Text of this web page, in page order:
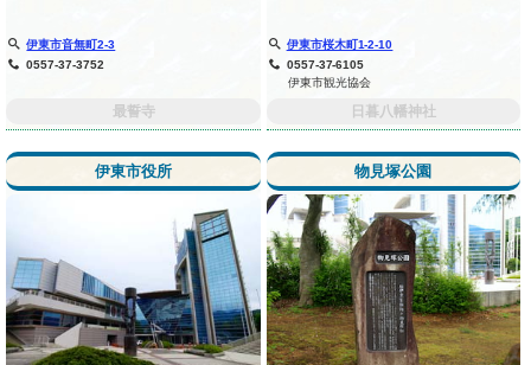
伊東市音無町2-3
0557-37-3752
最誓寺
伊東市桜木町1-2-10
0557-37-6105
伊東市観光協会
日暮八幡神社
伊東市役所 物見塚公園